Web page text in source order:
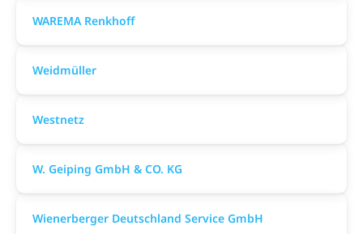
WAREMA Renkhoff
Weidmüller
Westnetz
W. Geiping GmbH & CO. KG
Wienerberger Deutschland Service GmbH